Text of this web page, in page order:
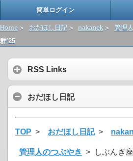
簡単ログイン
Home > おだほし日記> nakanek > 管理
群’25
RSS Links
おだほし日記
TOP > おだほし日記>
管理人のつぶやき > しぶんぎ